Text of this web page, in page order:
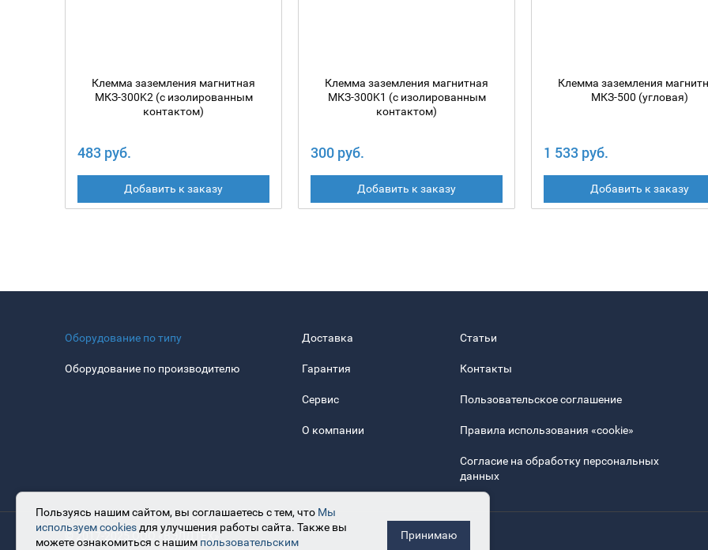
Клемма заземления магнитная
МКЗ-300K2 (с изолированным
контактом)
483 руб.
Добавить к заказу
Клемма заземления магнитная
МКЗ-300K1 (с изолированным
контактом)
300 руб.
Добавить к заказу
Клемма заземления
МКЗ-500 (угловая)
1 533 руб.
Добавить к заказу
Оборудование по типу
Оборудование по производителю
Доставка
Гарантия
Сервис
О компании
Статьи
Контакты
Пользовательское соглашение
Правила использования «cookie»
Согласие на обработку персональных
данных
© 2017-2025 ООО «ВЭЛДТЕХ»
Пользуясь нашим сайтом, вы соглашаетесь с тем, что Мы
используем cookies для улучшения работы сайта. Также вы
можете ознакомиться с нашим пользовательским
Принимаю